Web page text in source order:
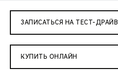
ЗАПИСАТЬСЯ НА ТЕСТ-ДРАЙВ
КУПИТЬ ОНЛАЙН